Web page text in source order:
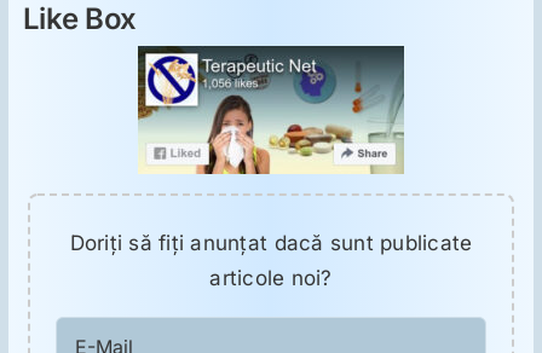
Antropologie
Like Box
Doriţi să fiţi anunţat dacă sunt publicate
articole noi?